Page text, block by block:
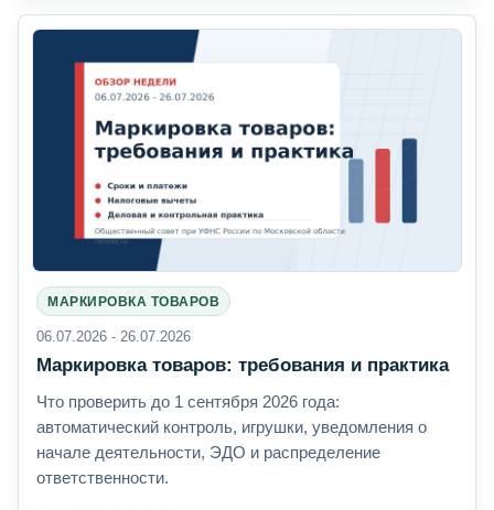
МАРКИРОВКА ТОВАРОВ
06.07.2026 - 26.07.2026
Маркировка товаров: требования и практика
Что проверить до 1 сентября 2026 года:
автоматический контроль, игрушки, уведомления о
начале деятельности, ЭДО и распределение
ответственности.